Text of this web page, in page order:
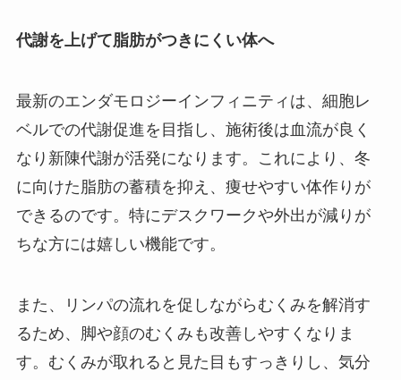
代謝を上げて脂肪がつきにくい体へ
最新のエンダモロジーインフィニティは、細胞レ
ベルでの代謝促進を目指し、施術後は血流が良く
なり新陳代謝が活発になります。これにより、冬
に向けた脂肪の蓄積を抑え、痩せやすい体作りが
できるのです。特にデスクワークや外出が減りが
ちな方には嬉しい機能です。
また、リンパの流れを促しながらむくみを解消す
るため、脚や顔のむくみも改善しやすくなりま
す。むくみが取れると見た目もすっきりし、気分